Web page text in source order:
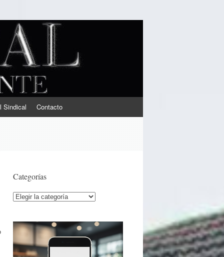
Sindical Contacto
Categorías
Categorías